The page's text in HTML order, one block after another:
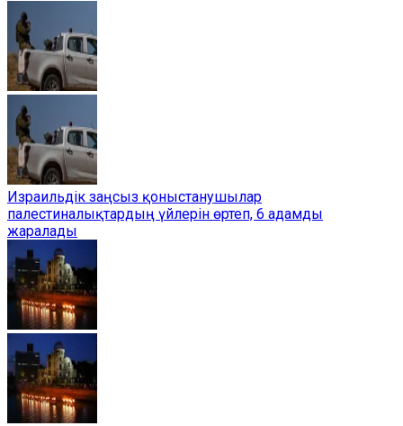
Израильдік заңсыз қоныстанушылар
палестиналықтардың үйлерін өртеп, 6 адамды
жаралады